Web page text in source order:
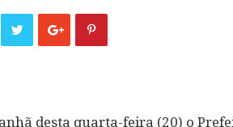
desta quarta-feira (20) o